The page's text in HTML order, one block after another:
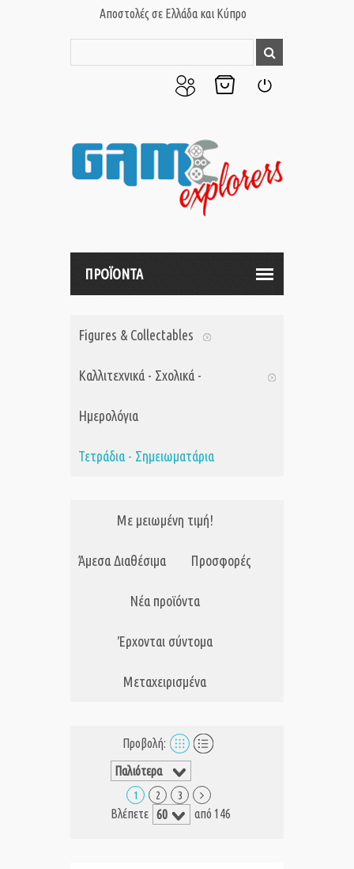
Αποστολές σε Ελλάδα και Κύπρο
μου
ΠΡΟΪΟΝΤΑ
Figures & Collectables
Καλλιτεχνικά - Σχολικά -
Ημερολόγια
Τετράδια - Σημειωματάρια
Με μειωμένη τιμή!
Άμεσα Διαθέσιμα Προσφορές
Νέα προϊόντα
Έρχονται σύντομα
Μεταχειρισμένα
Προβολή:
1 2 3
Βλέπετε από 146